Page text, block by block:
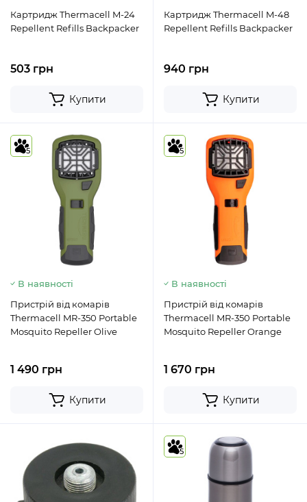
Картридж Thermacell M-24
Repellent Refills Backpacker
503 грн
Купити
Картридж Thermacell M-48
Repellent Refills Backpacker
940 грн
Купити
5
В наявності
Пристрій від комарів
Thermacell MR-350 Portable
Mosquito Repeller Olive
1 490 грн
Купити
5
В наявності
Пристрій від комарів
Thermacell MR-350 Portable
Mosquito Repeller Orange
1 670 грн
Купити
5